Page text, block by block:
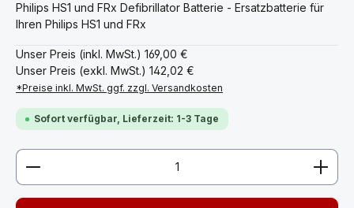
Philips HS1 und FRx Defibrillator Batterie - Ersatzbatterie für
Ihren Philips HS1 und FRx
Unser Preis (inkl. MwSt.) 169,00 €
Unser Preis (exkl. MwSt.) 142,02 €
*Preise inkl. MwSt. ggf. zzgl. Versandkosten
Sofort verfügbar, Lieferzeit: 1-3 Tage
Produkt Anzahl: Gib den gewünschten Wert ein